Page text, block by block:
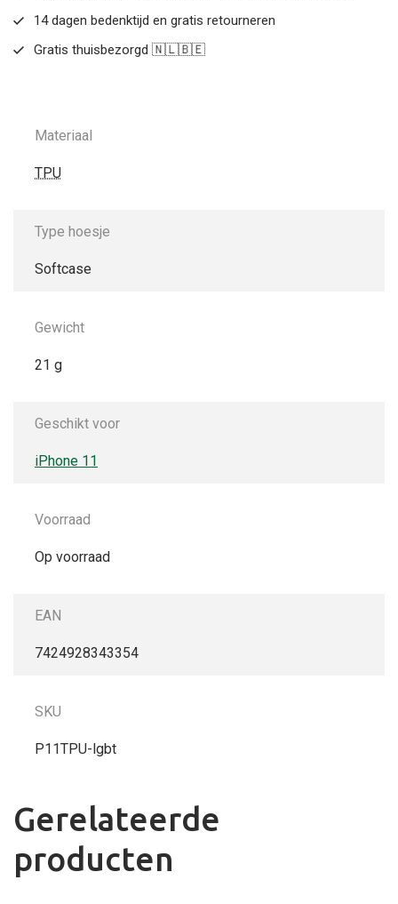
14 dagen bedenktijd en gratis retourneren
Gratis thuisbezorgd 🇳🇱🇧🇪
Materiaal
TPU
Type hoesje
Softcase
Gewicht
21 g
Geschikt voor
iPhone 11
Voorraad
Op voorraad
EAN
7424928343354
SKU
P11TPU-lgbt
Gerelateerde
producten